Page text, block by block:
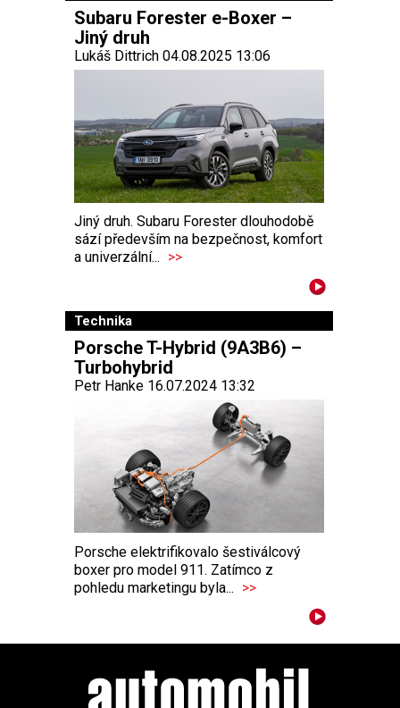
Subaru Forester e-Boxer –
Jiný druh
Lukáš Dittrich 04.08.2025 13:06
Jiný druh. Subaru Forester dlouhodobě
sází především na bezpečnost, komfort
a univerzální... >>
Technika
Porsche T-Hybrid (9A3B6) –
Turbohybrid
Petr Hanke 16.07.2024 13:32
Porsche elektrifikovalo šestiválcový
boxer pro model 911. Zatímco z
pohledu marketingu byla... >>